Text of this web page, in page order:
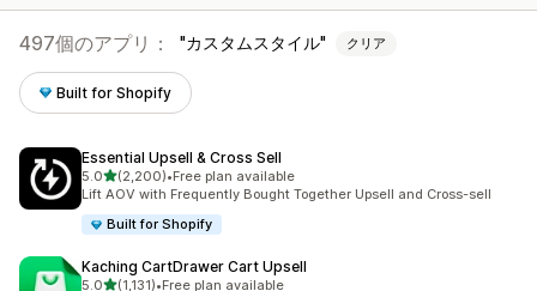
497個のアプリ： カスタムスタイル クリア
Built for Shopify
Essential Upsell & Cross Sell
5.05つ星中
(2,200)
合計レビュー数：2200件
•Free plan available
Lift AOV with Frequently Bought Together Upsell and Cross-sell
Built for Shopify
Kaching CartDrawer Cart Upsell
5.05つ星中
(1,131)•Free plan available